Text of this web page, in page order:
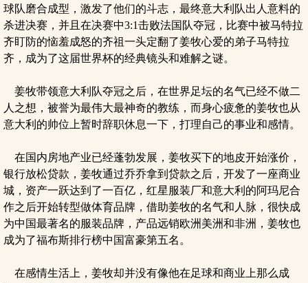
球队磨合成型，激发了他们的斗志，最终意大利队出人意料的
杀进决赛，并且在决赛中3:1击败法国队夺冠，比赛中被马特拉
齐盯防的恼羞成怒的齐祖一头定翻了姜牧心爱的弟子马特拉
齐，成为了这届世界杯的经典镜头和难解之谜。
姜牧带领意大利队夺冠之后，在世界足坛的名气已经不做二
人之想，被誉为最伟大最神奇的教练，而身心疲惫的姜牧也从
意大利的帅位上暂时辞职休息一下，打理自己的事业和感情。
在国内房地产业已经蓬勃发展，姜牧买下的地皮开始涨价，
银行放松贷款，姜牧通过乔乔拿到贷款之后，开发了一座商业
城，资产一跃达到了一百亿，红星服装厂和意大利的阿玛尼合
作之后开始转型做体育品牌，借助姜牧的名气和人脉，很快成
为中国最著名的服装品牌，产品远销欧洲美洲和非洲，姜牧也
成为了福布斯排行榜中国富豪第五名。
在感情生活上，姜牧却并没有像他在足球和商业上那么成